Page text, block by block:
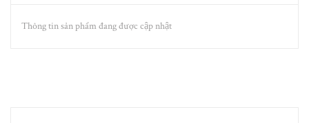
Thông tin sản phẩm đang được cập nhật